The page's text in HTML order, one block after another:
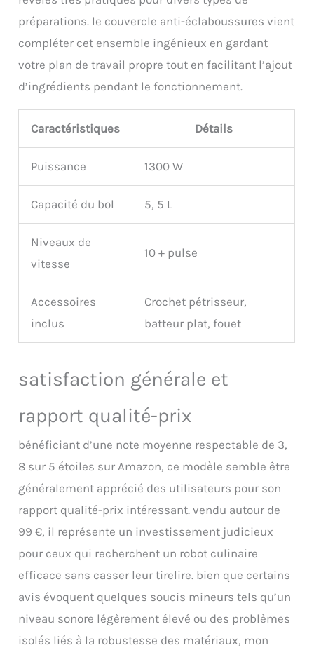
de vie de votre robot patissier
Le Cadeau Idéal pour les
Pâtissiers pendant les Fêtes:
Ce robot patissier est le choix
parfait, que vous soyez un
boulanger expérimenté ou
pâtisser. Il transforme chaque
cuisine en un paradis
offre de la joie toute l’année.
Protégé par une garantie d'un
an, notre équipe est prête à
vous assister pour toute
demande après-vente.
préparations. le couvercle anti-éclaboussures vient
compléter cet ensemble ingénieux en gardant
votre plan de travail propre tout en facilitant l’ajout
d’ingrédients pendant le fonctionnement.
Caractéristiques Détails
Puissance 1300 W
Capacité du bol 5, 5 L
Niveaux de
vitesse
10 + pulse
Accessoires
inclus
Crochet pétrisseur,
batteur plat, fouet
satisfaction générale et
rapport qualité-prix
bénéficiant d’une note moyenne respectable de 3,
8 sur 5 étoiles sur Amazon, ce modèle semble être
généralement apprécié des utilisateurs pour son
rapport qualité-prix intéressant. vendu autour de
99 €, il représente un investissement judicieux
pour ceux qui recherchent un robot culinaire
efficace sans casser leur tirelire. bien que certains
avis évoquent quelques soucis mineurs tels qu’un
niveau sonore légèrement élevé ou des problèmes
isolés liés à la robustesse des matériaux, mon